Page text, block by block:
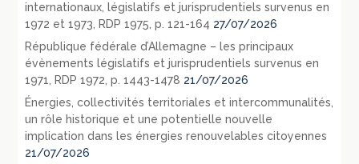
internationaux, législatifs et jurisprudentiels survenus en
1972 et 1973, RDP 1975, p. 121-164 27/07/2026
République fédérale d’Allemagne – les principaux
évènements législatifs et jurisprudentiels survenus en
1971, RDP 1972, p. 1443-1478 21/07/2026
Énergies, collectivités territoriales et intercommunalités,
un rôle historique et une potentielle nouvelle
implication dans les énergies renouvelables citoyennes
21/07/2026